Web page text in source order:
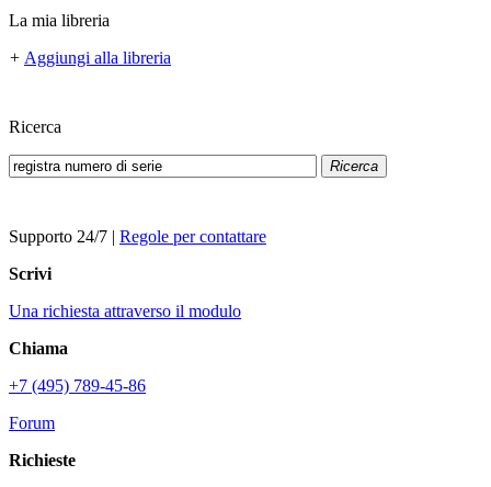
La mia libreria
+ Aggiungi alla libreria
Ricerca
Ricerca
Supporto 24/7 | Regole per contattare
Scrivi
Una richiesta attraverso il modulo
Chiama
+7 (495) 789-45-86
Forum
Richieste